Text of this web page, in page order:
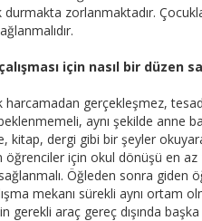
zorlanmaktadır.
için nasıl bir düzen
harcamadan gerçekleşmez,
aynı şekilde anne
kitap, dergi gibi bir şeyler
öğrenciler için okul dönüşü en
Öğleden sonra giden
mekanı sürekli aynı ortam
gerekli araç gereç dışında